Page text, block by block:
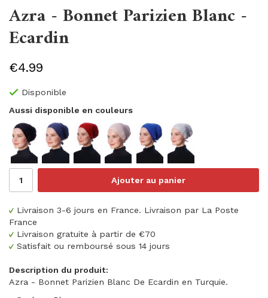
Azra - Bonnet Parizien Blanc -
Ecardin
€4.99
Disponible
Aussi disponible en couleurs
Ajouter au panier
Livraison 3-6 jours en France. Livraison par La Poste
France
Livraison gratuite à partir de €70
Satisfait ou remboursé sous 14 jours
Description du produit:
Azra - Bonnet Parizien Blanc De Ecardin en Turquie.